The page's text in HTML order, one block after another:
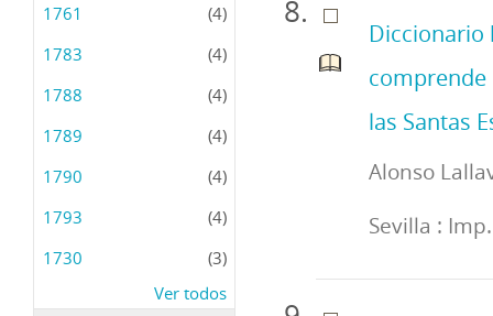
1761
(4)
1783
(4)
1788
(4)
1789
(4)
1790
(4)
1793
(4)
1730
(3)
Ver todos
Diccionario
comprende
las Santas
Alonso
Sevilla :